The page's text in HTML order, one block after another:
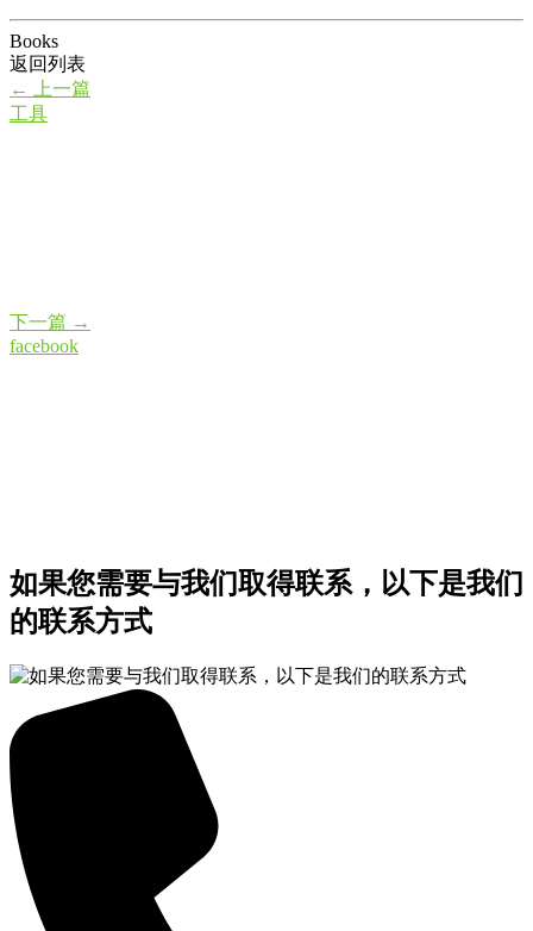
Books
返回列表
←
上一篇
工具
下一篇 →
facebook
如果您需要与我们取得联系，以下是我们
的联系方式